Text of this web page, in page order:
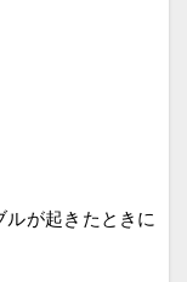
が起きたときに